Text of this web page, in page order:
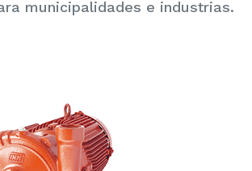
municipalidades e industrias.